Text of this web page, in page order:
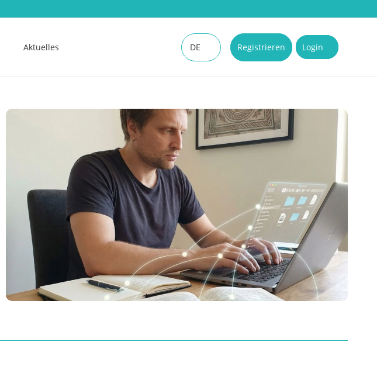
Aktuelles Registrieren Login
DE